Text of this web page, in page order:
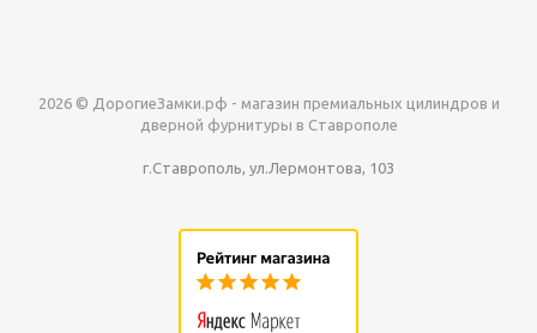
2026 © ДорогиеЗамки.рф - магазин премиальных цилиндров и
дверной фурнитуры в Ставрополе
г.Ставрополь, ул.Лермонтова, 103